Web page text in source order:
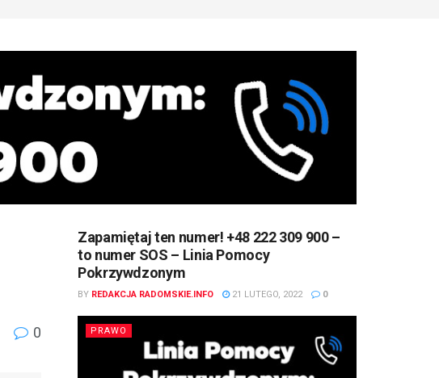
0
Zapamiętaj ten numer! +48 222 309 900 –
to numer SOS – Linia Pomocy
Pokrzywdzonym
BY REDAKCJA RADOMSKIE.INFO 21 LUTEGO, 2022 0
PRAWO